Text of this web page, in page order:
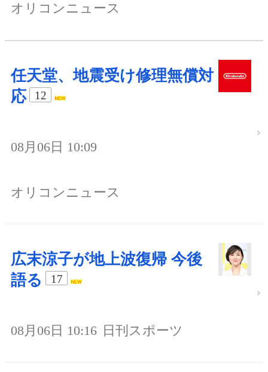
オリコンニュース
任天堂、地震受け修理無償対
応
12
08月06日 10:09
オリコンニュース
広末涼子が地上波復帰 今後
語る
17
08月06日 10:16 日刊スポーツ